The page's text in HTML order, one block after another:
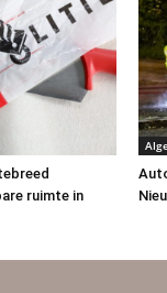
ruimte in